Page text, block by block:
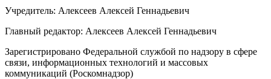
Учредитель: Алексеев Алексей Геннадьевич
Главный редактор: Алексеев Алексей Геннадьевич
Зарегистрировано Федеральной службой по надзору в сфере
связи, информационных технологий и массовых
коммуникаций (Роскомнадзор)